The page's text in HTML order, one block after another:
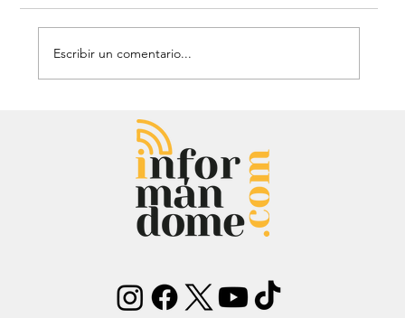
Audiencia de Maduro en Estados
Unidos: Debate por fondos para su
defensa marca el proceso
Escribir un comentario...